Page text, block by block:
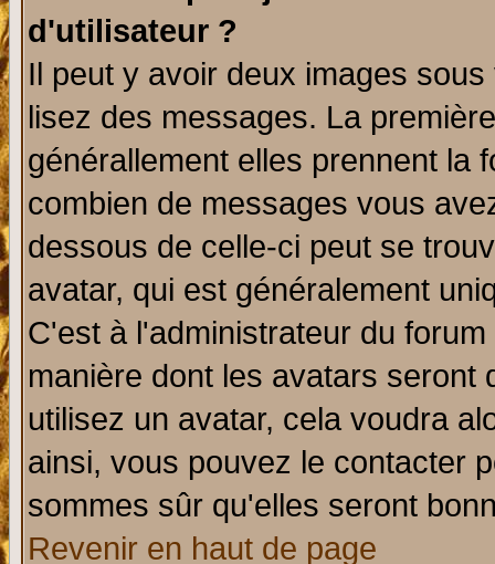
d'utilisateur ?
Il peut y avoir deux images
lisez des messages. La
générallement elles prennent la
combien de messages vous
dessous de celle-ci peut se
avatar, qui est généralement
C'est à l'administrateur du
manière dont les avatars seront
utilisez un avatar, cela voudra
ainsi, vous pouvez le contacter
sommes sûr qu'elles seront
Revenir en haut de page